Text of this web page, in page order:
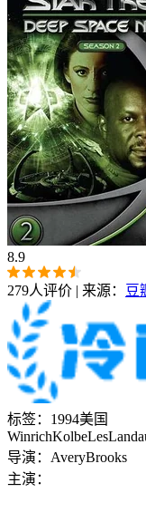
8.9
279人评价 | 来源： 豆
标签： 1994美国
WinrichKolbeLes
导演： AveryBrooks
主演：